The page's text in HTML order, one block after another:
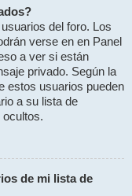
del foro. Los
verse en en Panel
a ver si están
privado. Según la
estos usuarios pueden
a su lista de
ocultos.
de mi lista de